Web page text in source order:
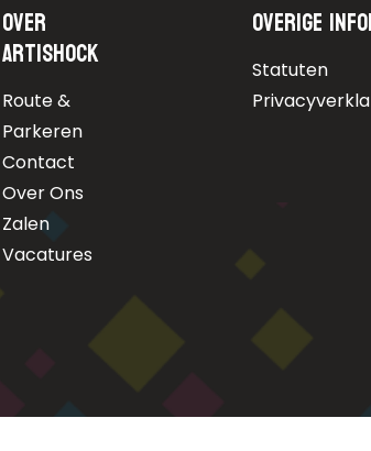
Over
Artishock
Route &
Parkeren
Contact
Over Ons
Zalen
Vacatures
Overige
Statuten